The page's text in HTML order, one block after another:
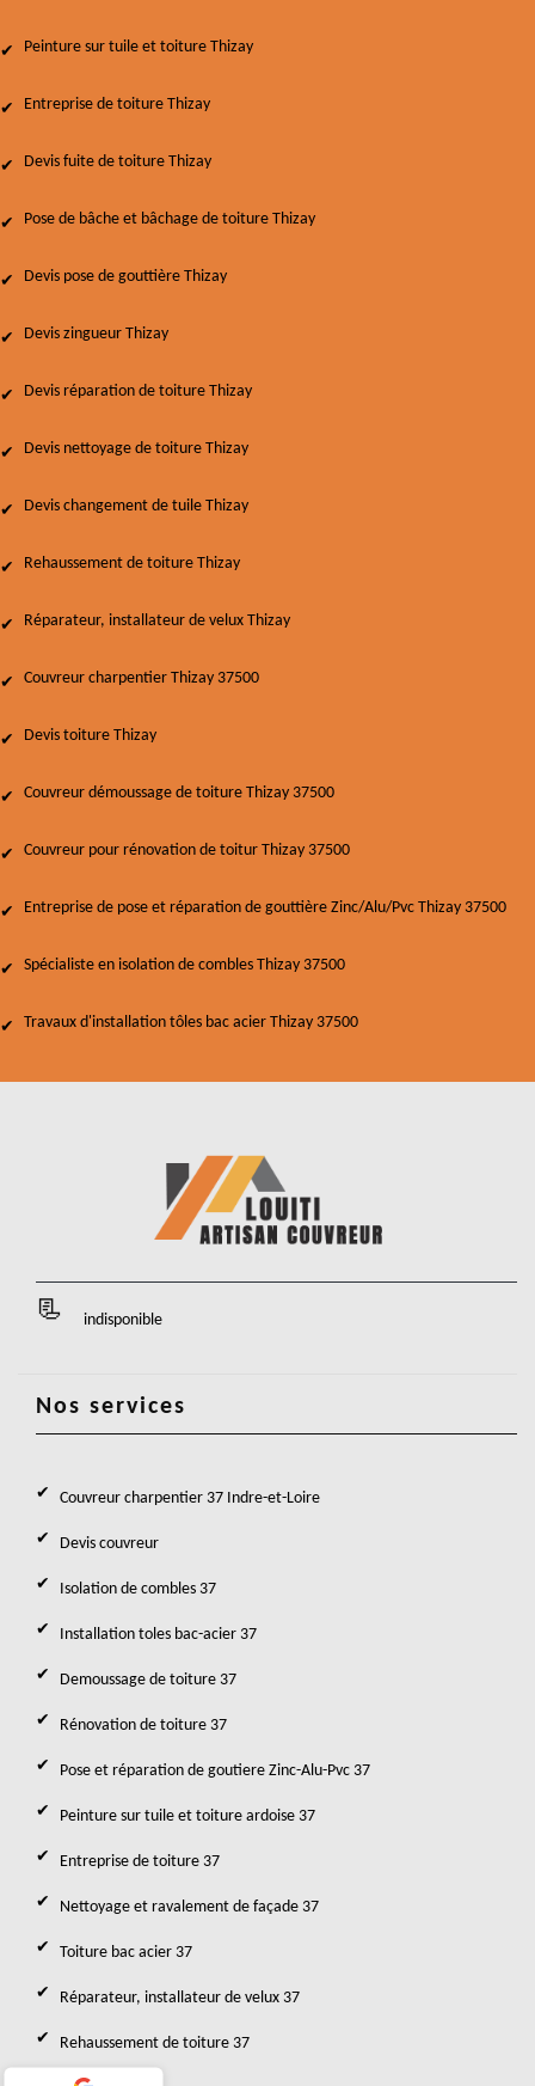
Peinture sur tuile et toiture Thizay
Entreprise de toiture Thizay
Devis fuite de toiture Thizay
Pose de bâche et bâchage de toiture Thizay
Devis pose de gouttière Thizay
Devis zingueur Thizay
Devis réparation de toiture Thizay
Devis nettoyage de toiture Thizay
Devis changement de tuile Thizay
Rehaussement de toiture Thizay
Réparateur, installateur de velux Thizay
Couvreur charpentier Thizay 37500
Devis toiture Thizay
Couvreur démoussage de toiture Thizay 37500
Couvreur pour rénovation de toitur Thizay 37500
Entreprise de pose et réparation de gouttière Zinc/Alu/Pvc Thizay 37500
Spécialiste en isolation de combles Thizay 37500
Travaux d'installation tôles bac acier Thizay 37500
indisponible
Nos services
Couvreur charpentier 37 Indre-et-Loire
Devis couvreur
Isolation de combles 37
Installation toles bac-acier 37
Demoussage de toiture 37
Rénovation de toiture 37
Pose et réparation de goutiere Zinc-Alu-Pvc 37
Peinture sur tuile et toiture ardoise 37
Entreprise de toiture 37
Nettoyage et ravalement de façade 37
Toiture bac acier 37
Réparateur, installateur de velux 37
Rehaussement de toiture 37